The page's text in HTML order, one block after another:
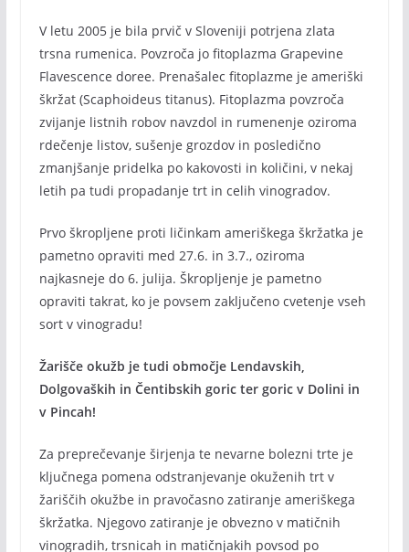
V letu 2005 je bila prvič v Sloveniji potrjena zlata
trsna rumenica. Povzroča jo fitoplazma Grapevine
Flavescence doree. Prenašalec fitoplazme je ameriški
škržat (Scaphoideus titanus). Fitoplazma povzroča
zvijanje listnih robov navzdol in rumenenje oziroma
rdečenje listov, sušenje grozdov in posledično
zmanjšanje pridelka po kakovosti in količini, v nekaj
letih pa tudi propadanje trt in celih vinogradov.
Prvo škropljene proti ličinkam ameriškega škržatka je
pametno opraviti med 27.6. in 3.7., oziroma
najkasneje do 6. julija. Škropljenje je pametno
opraviti takrat, ko je povsem zaključeno cvetenje vseh
sort v vinogradu!
Žarišče okužb je tudi območje Lendavskih,
Dolgovaških in Čentibskih goric ter goric v Dolini in
v Pincah!
Za preprečevanje širjenja te nevarne bolezni trte je
ključnega pomena odstranjevanje okuženih trt v
žariščih okužbe in pravočasno zatiranje ameriškega
škržatka. Njegovo zatiranje je obvezno v matičnih
vinogradih, trsnicah in matičnjakih povsod po